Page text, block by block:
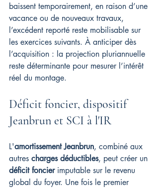
baissent temporairement, en raison d’une
vacance ou de nouveaux travaux,
l’excédent reporté reste mobilisable sur
les exercices suivants. À anticiper dès
l’acquisition : la projection pluriannuelle
reste déterminante pour mesurer l’intérêt
réel du montage.
Déficit foncier, dispositif
Jeanbrun et SCI à l'IR
L'amortissement Jeanbrun, combiné aux
autres charges déductibles, peut créer un
déficit foncier imputable sur le revenu
global du foyer. Une fois le premier